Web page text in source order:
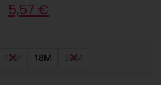
5,57 €
12M 18M 24M